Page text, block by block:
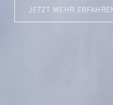
JETZT MEHR